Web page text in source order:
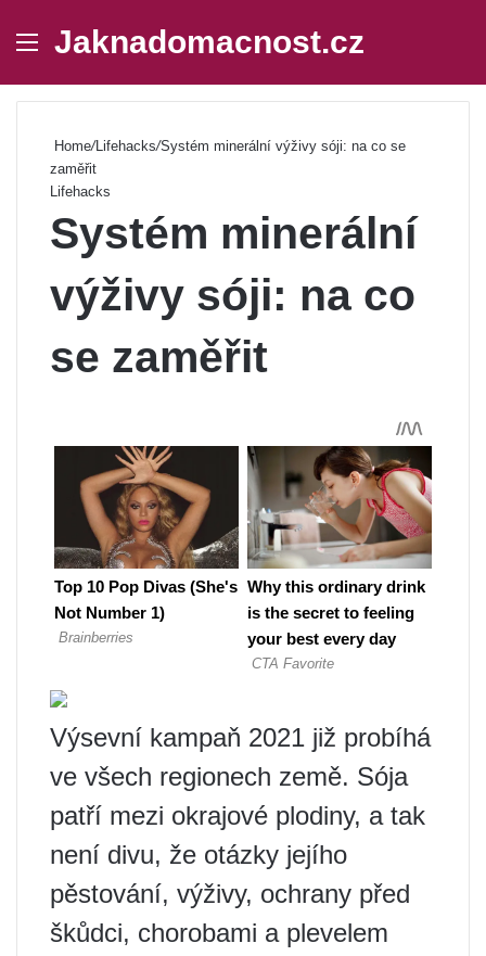
Menu
Jaknadomacnost.cz
Home/Lifehacks/Systém minerální výživy sóji: na co se
zaměřit
Lifehacks
Systém minerální
výživy sóji: na co
se zaměřit
Výsevní kampaň 2021 již probíhá
ve všech regionech země. Sója
patří mezi okrajové plodiny, a tak
není divu, že otázky jejího
pěstování, výživy, ochrany před
škůdci, chorobami a plevelem